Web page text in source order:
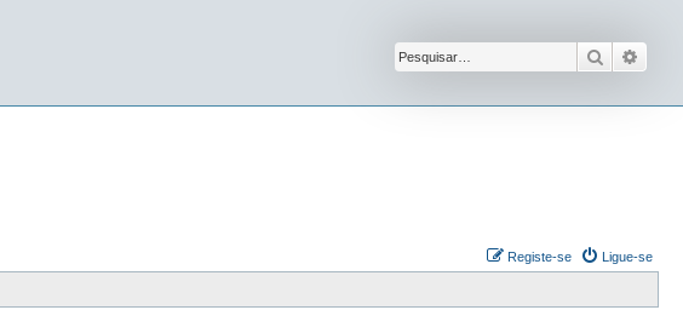
Pesquisar
Ligue-se
Registe-se